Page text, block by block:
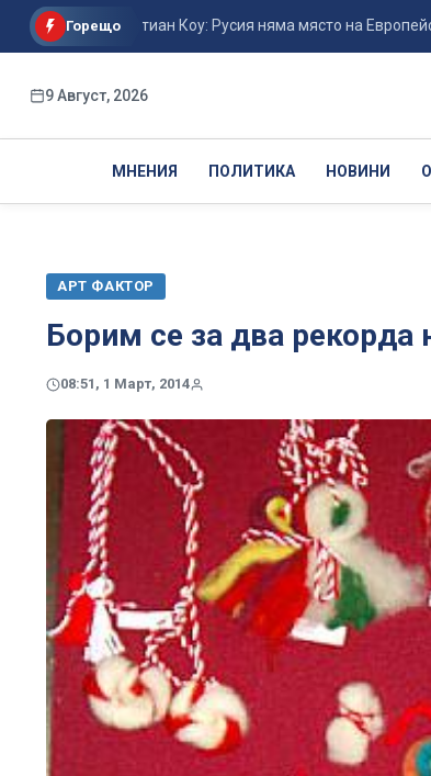
Горещо
Себастиан Коу: Русия няма място на Европейското
9 Август, 2026
МНЕНИЯ ПОЛИТИКА НОВИНИ
АРТ ФАКТОР
Борим се за два рекорда
08:51, 1 Март, 2014